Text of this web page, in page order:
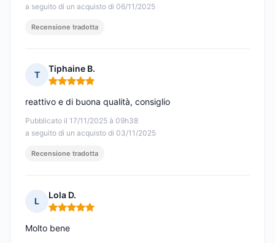
a seguito di un acquisto di 06/11/2025
Recensione tradotta
T
Tiphaine B.
Nota: 5 su 5
Pubblicato il 17/11/2025 à 09h38
a seguito di un acquisto di 03/11/2025
reattivo e di buona qualità, consiglio
Recensione tradotta
L
Lola D.
Nota: 5 su 5
Molto bene